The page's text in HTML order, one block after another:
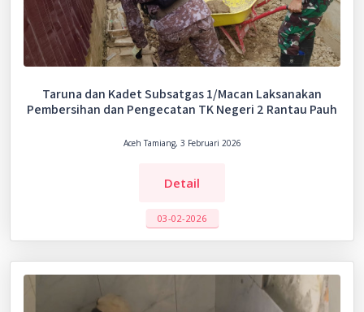
Taruna dan Kadet Subsatgas 1/Macan Laksanakan
Pembersihan dan Pengecatan TK Negeri 2 Rantau Pauh
Aceh Tamiang, 3 Februari 2026
Detail
03-02-2026